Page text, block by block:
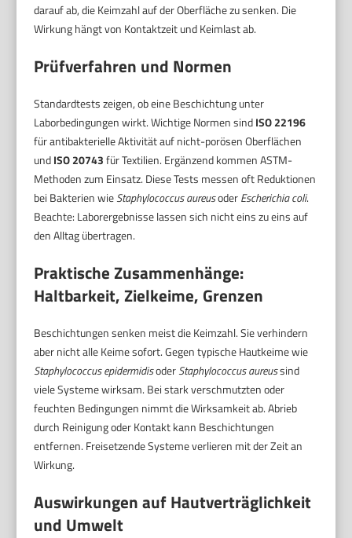
darauf ab, die Keimzahl auf der Oberfläche zu senken. Die
Wirkung hängt von Kontaktzeit und Keimlast ab.
Prüfverfahren und Normen
Standardtests zeigen, ob eine Beschichtung unter
Laborbedingungen wirkt. Wichtige Normen sindISO 22196
für antibakterielle Aktivität auf nicht-porösen Oberflächen
undISO 20743für Textilien. Ergänzend kommen ASTM-
Methoden zum Einsatz. Diese Tests messen oft Reduktionen
bei Bakterien wieStaphylococcus aureusoderEscherichia coli.
Beachte: Laborergebnisse lassen sich nicht eins zu eins auf
den Alltag übertragen.
Praktische Zusammenhänge:
Haltbarkeit, Zielkeime, Grenzen
Beschichtungen senken meist die Keimzahl. Sie verhindern
aber nicht alle Keime sofort. Gegen typische Hautkeime wie
Staphylococcus epidermidisoderStaphylococcus aureussind
viele Systeme wirksam. Bei stark verschmutzten oder
feuchten Bedingungen nimmt die Wirksamkeit ab. Abrieb
durch Reinigung oder Kontakt kann Beschichtungen
entfernen. Freisetzende Systeme verlieren mit der Zeit an
Wirkung.
Auswirkungen auf Hautverträglichkeit
und Umwelt